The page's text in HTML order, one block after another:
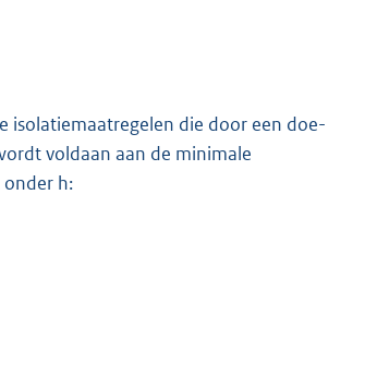
isolatiemaatregelen die door een doe-
voldaan aan de minimale
h: